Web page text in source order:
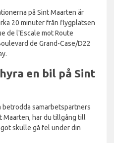
på Sint Maarten är
20 minuter från flygplatsen
de l'Escale mot Route
de Grand-Case/D22
en bil på Sint
betrodda samarbetspartners
Maarten, har du tillgång till
skulle gå fel under din